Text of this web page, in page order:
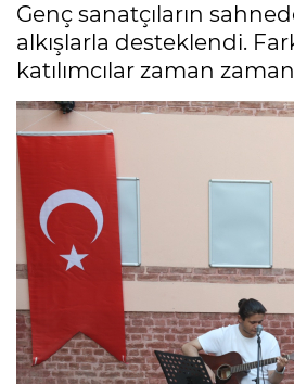
Genç sanatçıların
alkışlarla desteklendi.
katılımcılar zaman